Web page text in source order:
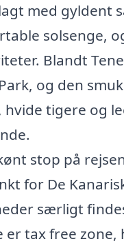
med gyldent
solsenge,
Blandt
og den
hvide tigere og
stop på
for De
særligt
er tax free